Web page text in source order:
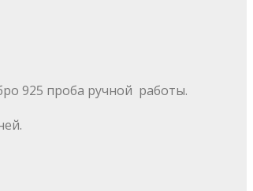
925 проба ручной работы.